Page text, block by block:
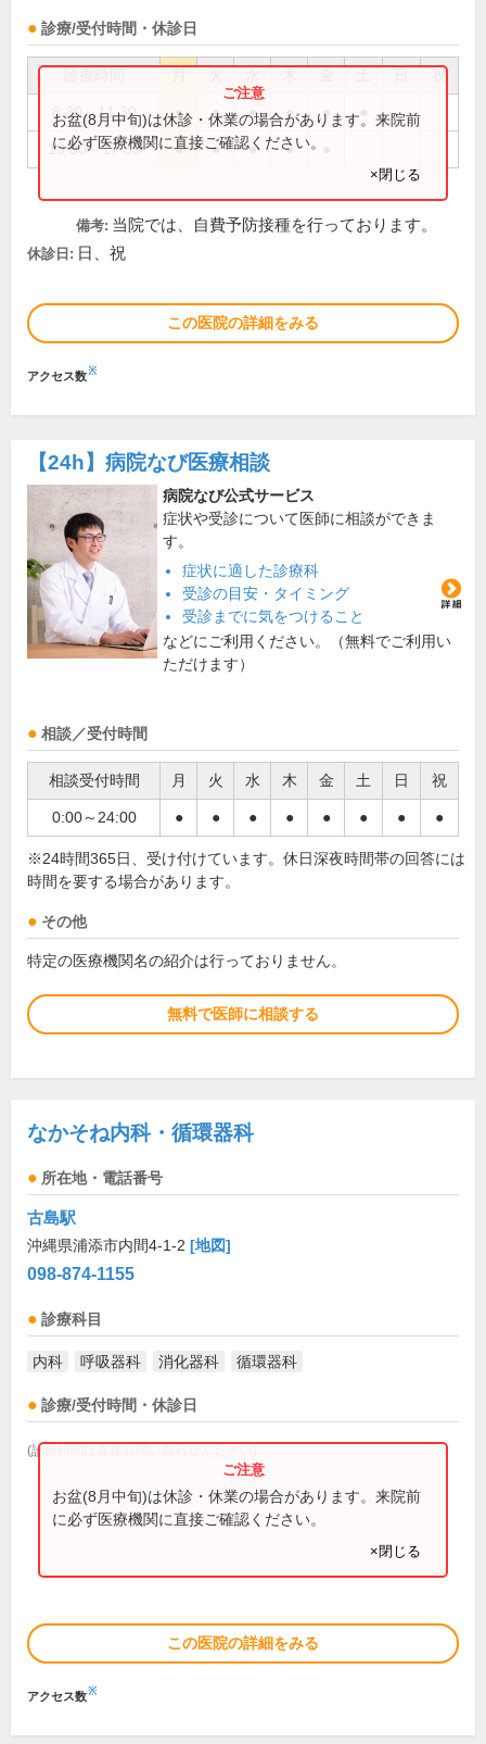
診療/受付時間・休診日
祝
8:30～11:30 ● ● ● ● ●
13:30～17:30 ● ● ● ●
お盆(8月中旬)は休診・休業の場合があります。来院前
に必ず医療機関に直接ご確認ください。
×閉じる
備考: 当院では、自費予防接種を行っております。
休診日: 日、祝
この医院の詳細をみる
アクセス数※
【24h】 病院なび医療相談
病院なび公式サービス
症状や受診について医師に相談ができま
す。
症状に適した診療科
受診の目安・タイミング
受診までに気をつけること
などにご利用ください。（無料でご利用い
ただけます）
相談／受付時間
相談受付時間 月 火 水 木 金 土 日 祝
0:00～24:00 ● ● ● ● ● ● ● ●
※24時間365日、受け付けています。休日深夜時間帯の回答には
時間を要する場合があります。
その他
特定の医療機関名の紹介は行っておりません。
無料で医師に相談する
なかそね内科・循環器科
所在地・電話番号
古島駅
沖縄県浦添市内間4-1-2 [地図]
098-874-1155
診療科目
内科 呼吸器科 消化器科 循環器科
診療/受付時間・休診日
(診療時間は直接お問い合わせください)
お盆(8月中旬)は休診・休業の場合があります。来院前
に必ず医療機関に直接ご確認ください。
×閉じる
この医院の詳細をみる
アクセス数※